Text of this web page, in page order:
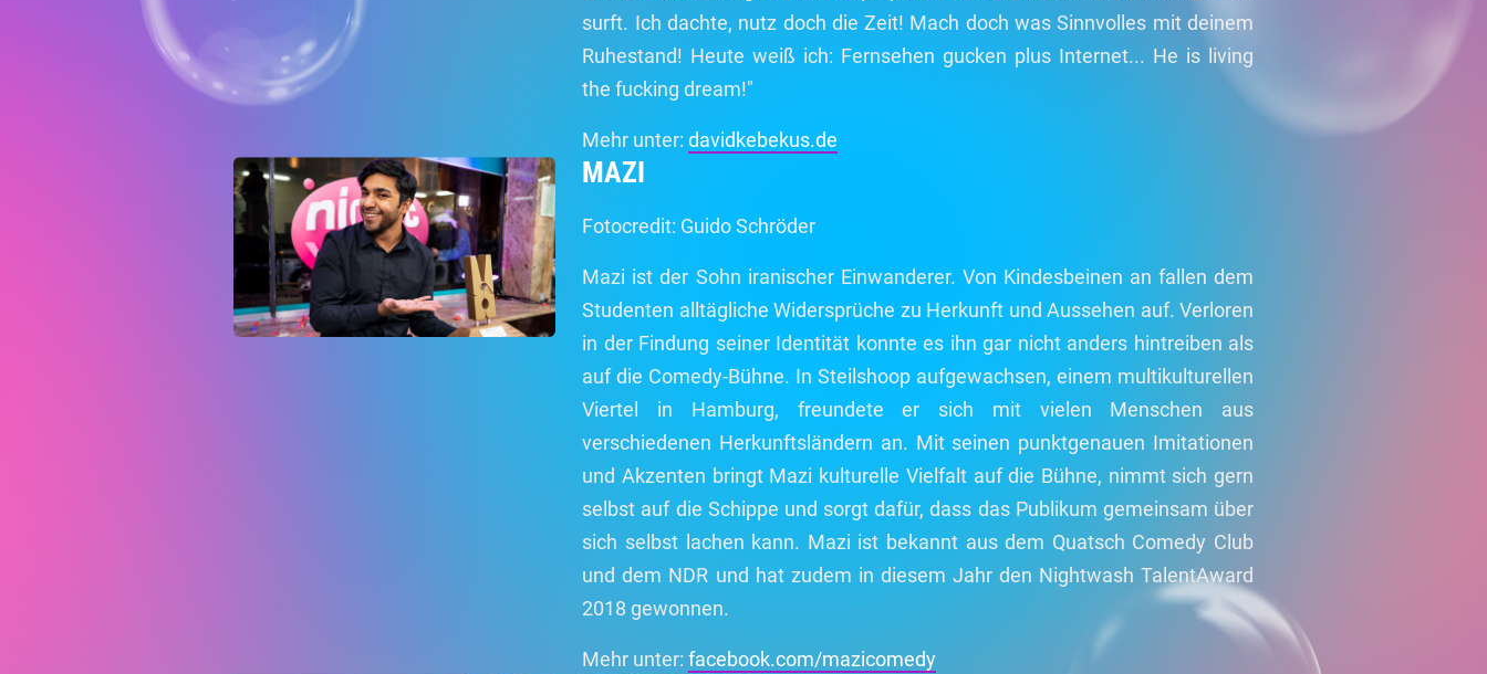
surft. Ich dachte, nutz doch die Zeit! Mach doch was Sinnvolles mit deinem
Ruhestand! Heute weiß ich: Fernsehen gucken plus Internet... He is living
the fucking dream!"
Mehr unter:davidkebekus.de
MAZI
Fotocredit: Guido Schröder
Mazi ist der Sohn iranischer Einwanderer. Von Kindesbeinen an fallen dem
Studenten alltägliche Widersprüche zu Herkunft und Aussehen auf. Verloren
in der Findung seiner Identität konnte es ihn gar nicht anders hintreiben als
auf die Comedy-Bühne. In Steilshoop aufgewachsen, einem multikulturellen
Viertel in Hamburg, freundete er sich mit vielen Menschen aus
verschiedenen Herkunftsländern an. Mit seinen punktgenauen Imitationen
und Akzenten bringt Mazi kulturelle Vielfalt auf die Bühne, nimmt sich gern
selbst auf die Schippe und sorgt dafür, dass das Publikum gemeinsam über
sich selbst lachen kann. Mazi ist bekannt aus dem Quatsch Comedy Club
und dem NDR und hat zudem in diesem Jahr den Nightwash TalentAward
2018 gewonnen.
Mehr unter:facebook.com/mazicomedy